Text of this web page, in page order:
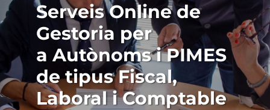
Serveis Online de
Gestoria per
a Autònoms i PIMES
de tipus Fiscal,
Laboral i Comptable